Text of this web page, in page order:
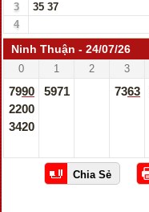
3
35 37
4
Ninh Thuận - 24/07/26
0 1 2 3
7990
2200
3420
5971 7363